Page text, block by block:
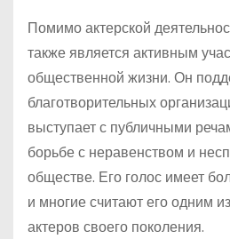
Помимо актерской
также является активным
общественной жизни. Он
благотворительных
выступает с публичными
борьбе с неравенством и
обществе. Его голос имеет
и многие считают его одним
актеров своего поколения.